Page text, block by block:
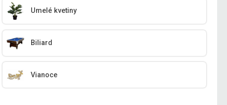
Umelé kvetiny
Biliard
Vianoce